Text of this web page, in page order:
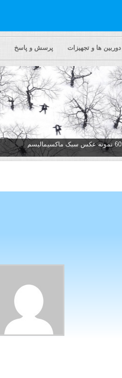
دوربین ها و تجهیزات پرسش و پاسخ
60 نمونه عکس سبک ماکسیمالیسم